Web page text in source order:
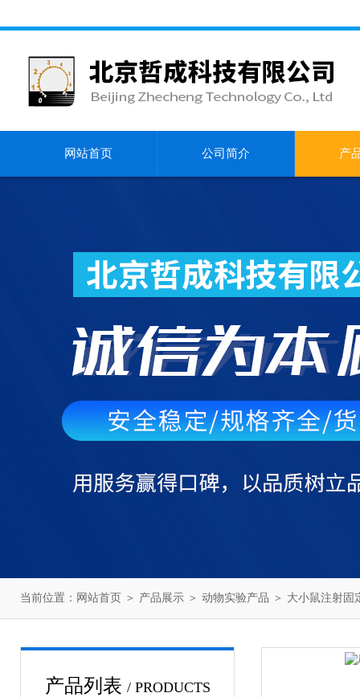
网站首页 公司简介 产
当前位置： 网站首页 ＞ 产品展示 ＞ 动物实验产品 ＞ 大小鼠注射固
产品列表 / PRODUCTS